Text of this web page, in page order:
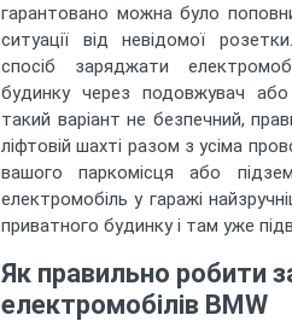
гарантовано можна було
ситуації від невідомої
спосіб заряджати
будинку через подовжувач
такий варіант не безпечний,
ліфтовій шахті разом з усіма
вашого паркомісця або
електромобіль у гаражі
приватного будинку і там уже
Як правильно робити
електромобілів BMW